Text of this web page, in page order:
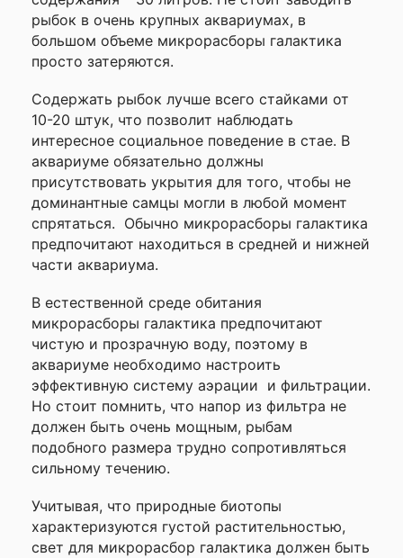
рыбок в очень крупных аквариумах, в
большом объеме микрорасборы галактика
просто затеряются.
Содержать рыбок лучше всего стайками от
10-20 штук, что позволит наблюдать
интересное социальное поведение в стае. В
аквариуме обязательно должны
присутствовать укрытия для того, чтобы не
доминантные самцы могли в любой момент
спрятаться. Обычно микрорасборы галактика
предпочитают находиться в средней и нижней
части аквариума.
В естественной среде обитания
микрорасборы галактика предпочитают
чистую и прозрачную воду, поэтому в
аквариуме необходимо настроить
эффективную систему аэрации и фильтрации.
Но стоит помнить, что напор из фильтра не
должен быть очень мощным, рыбам
подобного размера трудно сопротивляться
сильному течению.
Учитывая, что природные биотопы
характеризуются густой растительностью,
свет для микрорасбор галактика должен быть